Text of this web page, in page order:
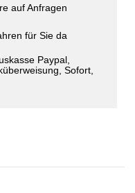
auf Anfragen
für Sie da
Paypal,
Sofort,